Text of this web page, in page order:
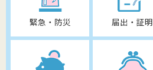
緊急・防災 届出・証明